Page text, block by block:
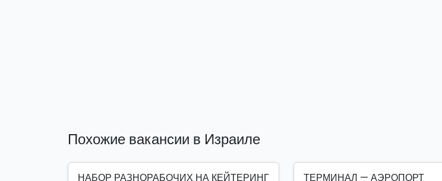
Похожие вакансии в Израиле
НАБОР РАЗНОРАБОЧИХ НА КЕЙТЕРИНГ ТЕРМИНАЛ — АЭРОПОРТ